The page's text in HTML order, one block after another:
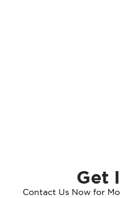
Get
Contact Us Now for